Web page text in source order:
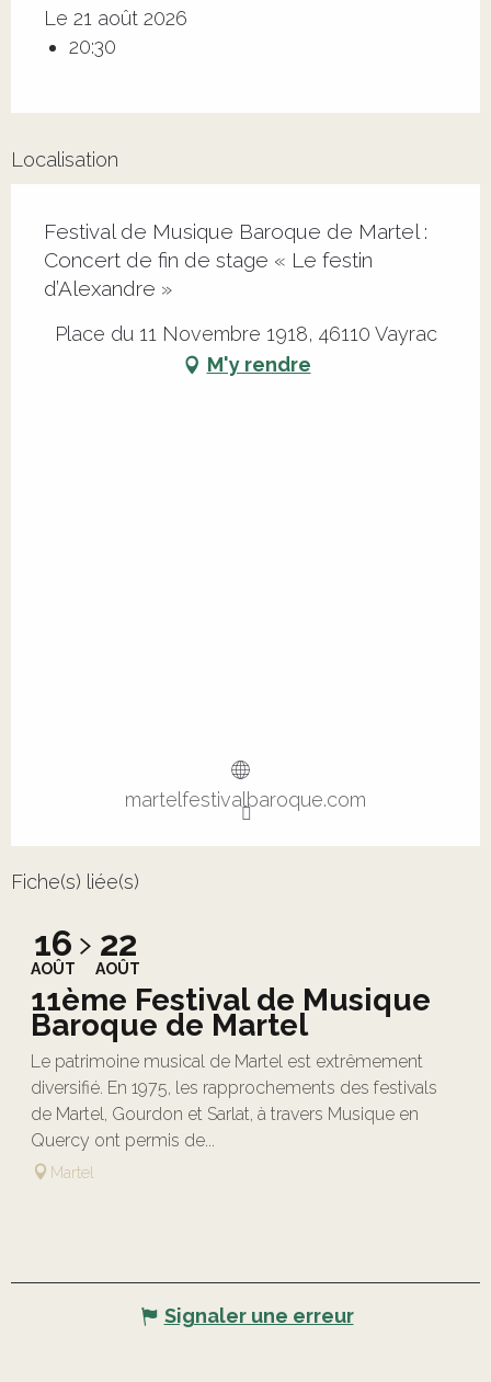
Le 21 août 2026
20:30
Localisation
Festival de Musique Baroque de Martel :
Concert de fin de stage « Le festin
d’Alexandre »
Place du 11 Novembre 1918, 46110 Vayrac
M'y rendre
martelfestivalbaroque.com
Fiche(s) liée(s)
16
AOÛT
22
AOÛT
11ème Festival de Musique
Baroque de Martel
Le patrimoine musical de Martel est extrêmement
diversifié. En 1975, les rapprochements des festivals
de Martel, Gourdon et Sarlat, à travers Musique en
Quercy ont permis de...
Martel
Signaler une erreur